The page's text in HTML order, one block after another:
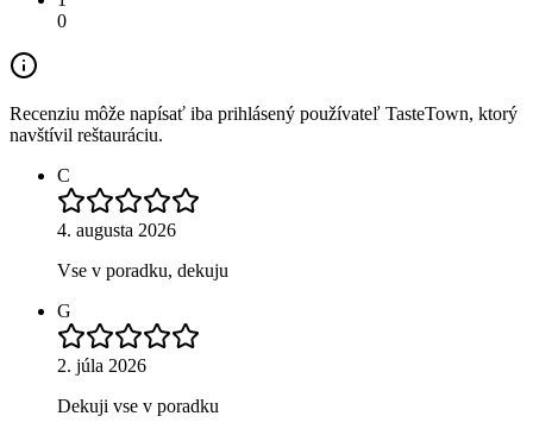
0
Recenziu môže napísať iba prihlásený používateľ TasteTown, ktorý
navštívil reštauráciu.
C
4. augusta 2026
Vse v poradku, dekuju
G
2. júla 2026
Dekuji vse v poradku